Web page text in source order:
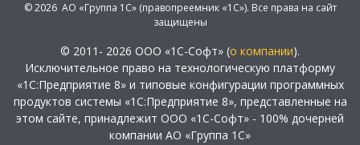
© 2026 АО «Группа 1С» (правопреемник «1С»). Все права на сайт
защищены
© 2011- 2026 ООО «1С-Софт» (о компании).
Исключительное право на технологическую платформу
«1С:Предприятие 8» и типовые конфигурации программных
продуктов системы «1С:Предприятие 8», представленные на
этом сайте, принадлежит ООО «1С-Софт» - 100% дочерней
компании АО «Группа 1С»